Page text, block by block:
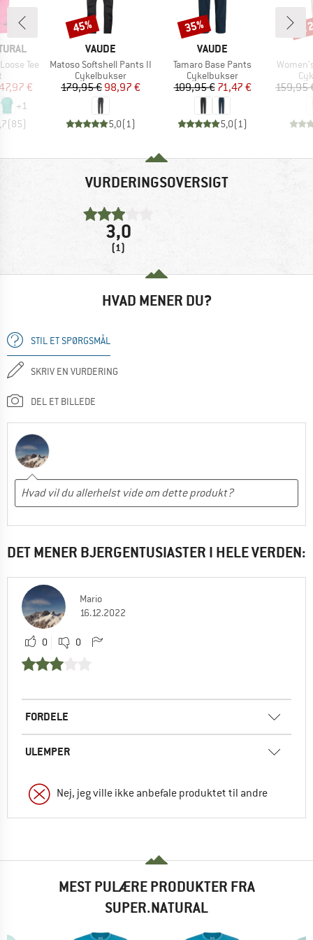
Tee
pris
€
+1
(85)
MÆRKE
VAUDE
Artikel
Matoso Softshell Pants II
Produktgruppe
Cykelbukser
Pris
179,95 €Nedsat pris
98,97 €
5,0(1)
Rabat
45%
MÆRKE
VAUDE
Artikel
Tamaro Base Pants
Produktgruppe
Cykelbukser
Pris
109,95 €Nedsat pris
71,47 €
5,0(1)
Rabat
35%
Artikel
159,95
VURDERINGSOVERSIGT
3,0
(1)
HVAD MENER DU?
STIL ET SPØRGSMÅL
SKRIV EN VURDERING
DEL ET BILLEDE
DET MENER BJERGENTUSIASTER I HELE VERDEN:
Mario
16.12.2022
0 0
FORDELE
ULEMPER
Nej, jeg ville ikke anbefale produktet til andre
MEST PULÆRE PRODUKTER FRA
SUPER.NATURAL